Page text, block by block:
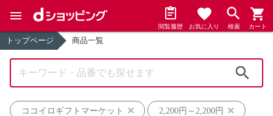
閲覧履歴 お気に入り 検索 カート
トップページ 商品一覧
ココイロギフトマーケット
2,200円～2,200円